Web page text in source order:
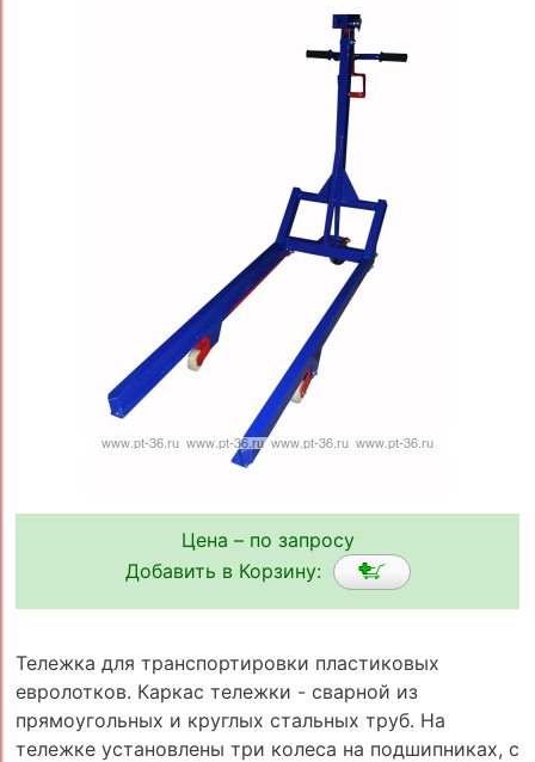
Цена – по запросу
Добавить в Корзину:
Тележка для транспортировки пластиковых
евролотков. Каркас тележки - сварной из
прямоугольных и круглых стальных труб. На
тележке установлены три колеса на подшипниках, с